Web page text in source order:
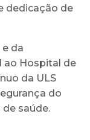
dedicação de
da
ao Hospital de
da ULS
do
saúde.